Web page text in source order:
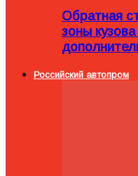
Обратная
зоны
Российский автопром